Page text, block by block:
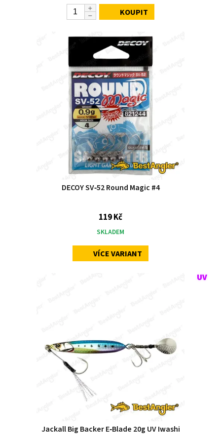
KOUPIT
DECOY SV‑52 Round Magic #4
119 Kč
SKLADEM
VÍCE VARIANT
Jackall Big Backer E‑Blade 20g UV Iwashi